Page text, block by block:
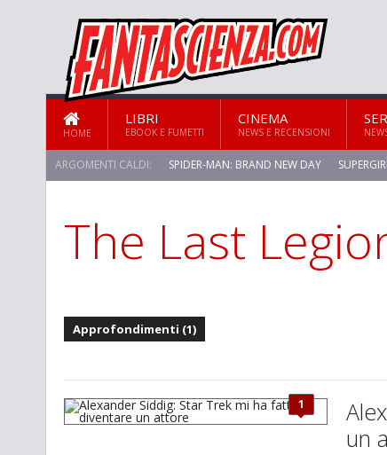
HOME
LIBRI
EBOOK E FUMETTI
CINEMA
NEWS E RECENSIONI
ARGOMENTI CALDI: SPIDER-MAN: BRAND NEW DAY
STAR TREK: STRANGE NEW WORLDS
The Last
Approfondimenti (1)
1
un